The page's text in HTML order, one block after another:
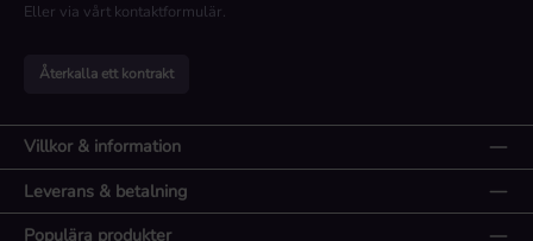
Eller via vårt kontaktformulär.
Återkalla ett kontrakt
Villkor & information
Leverans & betalning
Populära produkter